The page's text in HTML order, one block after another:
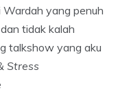
Wardah yang penuh
tidak kalah
talkshow yang aku
Stress